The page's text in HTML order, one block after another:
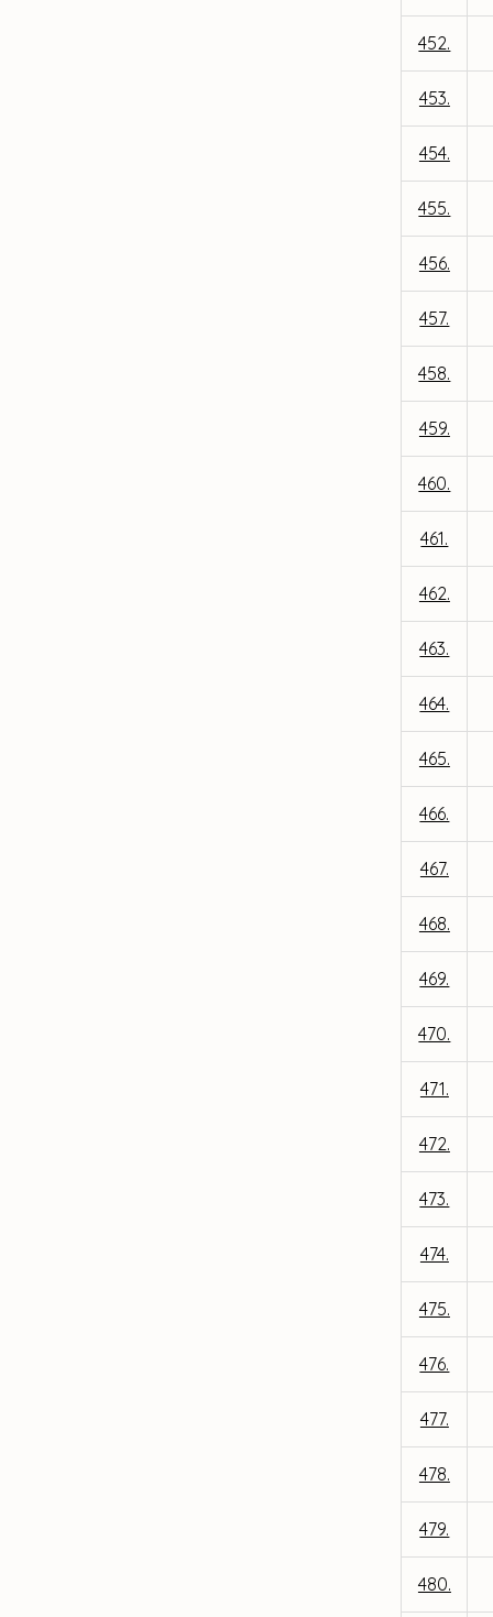
452.
453.
454.
455.
456.
457.
458.
459.
460.
461.
462.
463.
464.
465.
466.
467.
468.
469.
470.
471.
472.
473.
474.
475.
476.
477.
478.
479.
480.